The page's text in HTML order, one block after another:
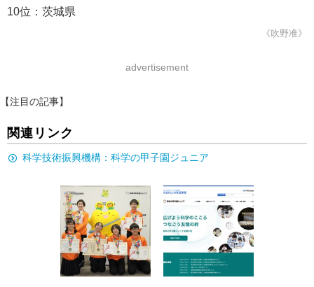
10位：茨城県
《吹野准》
advertisement
【注目の記事】
関連リンク
科学技術振興機構：科学の甲子園ジュニア